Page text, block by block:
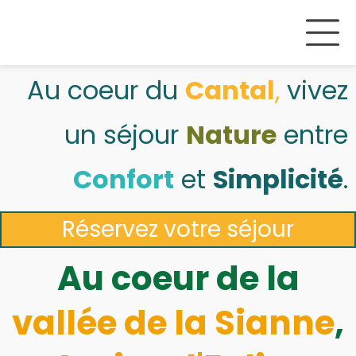
Au coeur du Cantal, vivez
un séjour Nature entre
Confort et Simplicité.
Réservez votre séjour
Au coeur de la
vallée de la Sianne,